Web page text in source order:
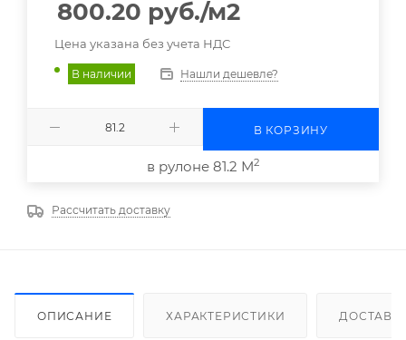
800.20 руб./м2
Цена указана без учета НДС
В наличии Нашли дешевле?
В КОРЗИНУ
в рулоне 81.2 М2
Рассчитать доставку
ОПИСАНИЕ ХАРАКТЕРИСТИКИ